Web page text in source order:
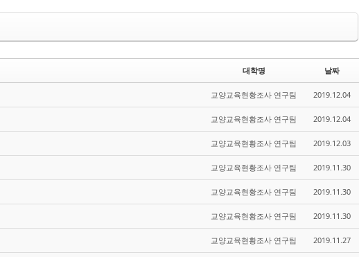
대학명 날짜
교양교육현황조사 연구팀 2019.12.04
교양교육현황조사 연구팀 2019.12.04
교양교육현황조사 연구팀 2019.12.03
교양교육현황조사 연구팀 2019.11.30
교양교육현황조사 연구팀 2019.11.30
교양교육현황조사 연구팀 2019.11.30
교양교육현황조사 연구팀 2019.11.27